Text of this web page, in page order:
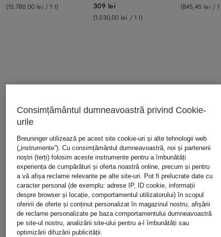
(15.780,00 lei / 1 l)
309 lei
(1.030,00 lei / 1 l)
(845,45 lei /
ARTICOLE ATENT SELECȚIONATE
ACQUA DI PARMA
COLONIA REFILL
ACQUA DI PARMA
BUONGIORNO REFILL
BYREDO
Consimțământul dumneavoastră privind Cookie-
urile
Breuninger utilizează pe acest site cookie-uri și alte tehnologii web
(„instrumente”). Cu consimțământul dumneavoastră, noi și partenerii
noștri (terți) folosim aceste instrumente pentru a îmbunătăți
experiența de cumpărături și oferta noastră online, precum și pentru
a vă afișa reclame relevante pe alte site-uri. Pot fi prelucrate date cu
caracter personal (de exemplu: adrese IP, ID cookie, informații
despre browser și locație, comportamentul utilizatorului) în scopul
oferirii de oferte și conținut personalizat în magazinul nostru, afișării
de reclame personalizate pe baza comportamentului dumneavoastră
pe site-ul nostru, analizării site-ului pentru a-l îmbunătăți sau
optimizării difuzării publicității.